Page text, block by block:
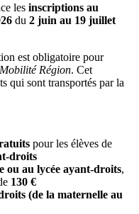
les inscriptions au
du 2 juin au 19 juillet
est obligatoire pour
Région. Cet
qui sont transportés par la
pour les élèves de
droits
ou au lycée ayant-droits,
130 €
(de la maternelle au